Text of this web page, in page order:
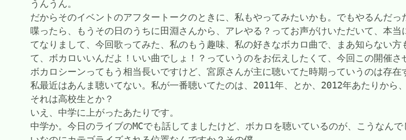
うんうん。
だからそのイベントのアフタートークのときに、私もやってみたいかも。でもやるんだ
喋ったら、もうその日のうちに田淵さんから、アレやる？ってお声がけいただいて、本
てなりまして、今回歌ってみた、私のもう趣味、私の好きなボカロ曲で、まあ知らない
て、ボカロいいんだよ！いい曲でしょ！？っていうのをお伝えしたくて、今回この開催さ
ボカロシーンってもう相当長いですけど、宮原さんが主に聴いてた時期っていうのは存在
私最近はあんま聴いてない。私が一番聴いてたのは、2011年、とか、2012年あたりから
それは高校生とか？
いえ、中学に上がったあたりです。
中学か。今日のライブのMCでも話してましたけど、ボカロを聴いているのが、こうなん